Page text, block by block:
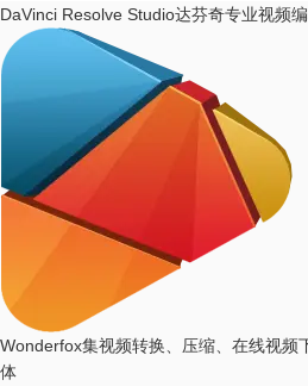
DaVinci Resolve Studio达芬奇专业视频
Wonderfox集视频转换、压缩、在线视频
体